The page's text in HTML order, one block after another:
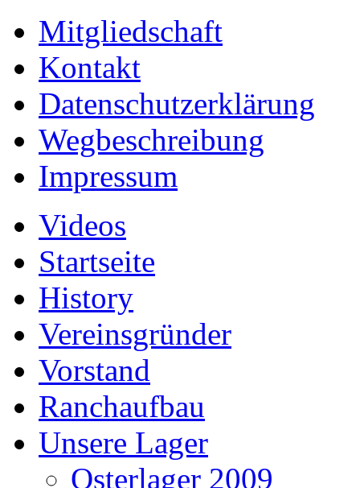
Mitgliedschaft
Kontakt
Datenschutzerklärung
Wegbeschreibung
Impressum
Videos
Startseite
History
Vereinsgründer
Vorstand
Ranchaufbau
Unsere Lager
Osterlager 2009